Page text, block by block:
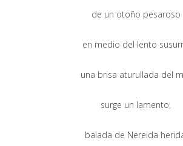
de un otoño pesaroso
en medio del lento
una brisa aturullada del
surge un lamento,
balada de Nereida